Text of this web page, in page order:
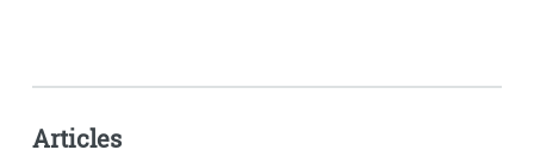
Articles